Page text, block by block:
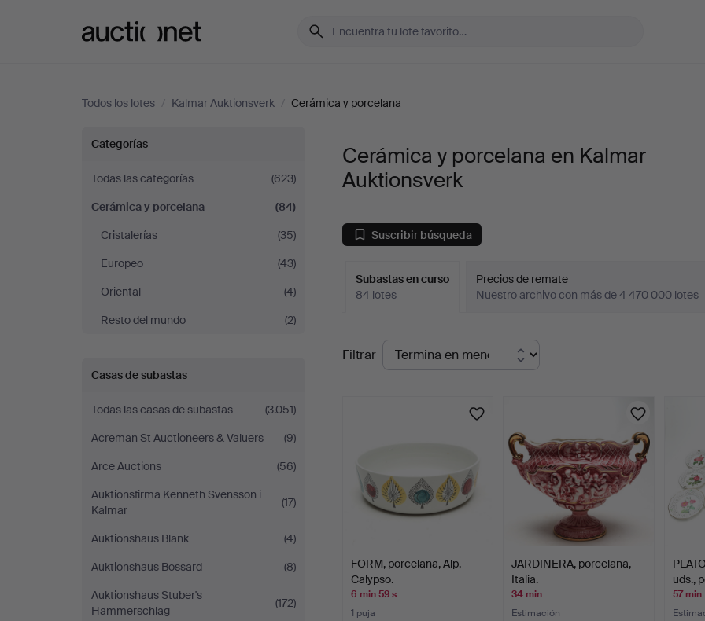
Todos los lotes / Kalmar Auktionsverk / Cerámica y porcelana
Cerámica
y
porcelana
en
Kalmar
Auktionsverk
Categorías
Todas las categorías
(623)
Cerámica y porcelana
(84)
Cristalerías
(35)
Europeo
(43)
Oriental
(4)
Resto del mundo
(2)
Casas de subastas
Todas las casas de subastas
(3.051)
Acreman St Auctioneers & Valuers
(9)
Arce Auctions
(56)
Auktionsfirma Kenneth Svensson i
Kalmar
(17)
Auktionshaus Blank
(4)
Auktionshaus Bossard
(8)
Auktionshaus Stuber's
Hammerschlag
(172)
Cerámica y porcelana en Kalmar
Auktionsverk
Suscribir búsqueda
Subastas en curso
84 lotes
Precios de remate
Nuestro archivo con más de 4 470 000 lotes
Subastas
en
Filtrar
FORM, porcelana, Alp,
Calypso.
6 min 59 s
1 puja
JARDINERA, porcelana,
Italia.
34 min
Estimación
uds.,
57 min